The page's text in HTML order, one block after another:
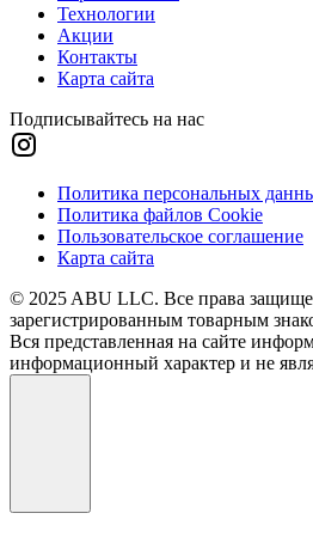
Технологии
Акции
Контакты
Карта сайта
Подписывайтесь на нас
Политика персональных
Политика файлов Cookie
Пользовательское соглашение
Карта сайта
© 2025 ABU LLC. Все права
зарегистрированным товарным
Вся представленная на сайте
информационный характер и не